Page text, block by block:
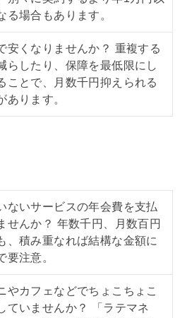
る場合もあります。
安くなりませんか？ 重複する
らしたり、保障を最低限にし
ことで、月数千円抑えられる
あります。
ないサービスの年会費を支払
せんか？ 年数千円、月数百円
、積み重なれば結構な金額に
要注意。
やカフェなどでちょこちょこ
ていませんか？ 「ラテマネ